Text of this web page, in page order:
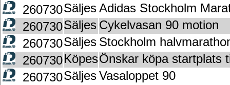
260730SäljesAdidas Stockholm
260730Säljes Cykelvasan 90 motion
260730Säljes Stockholm
260730KöpesÖnskar köpa startplats
260730SäljesVasaloppet 90